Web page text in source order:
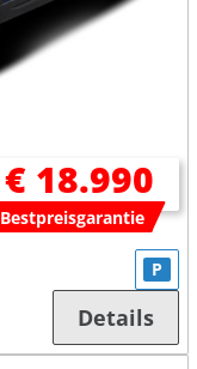
€ 18.990
Bestpreisgarantie
P
Details